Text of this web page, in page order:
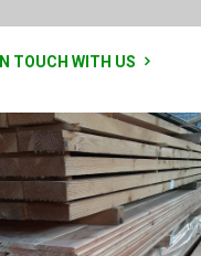
TOUCH WITH US